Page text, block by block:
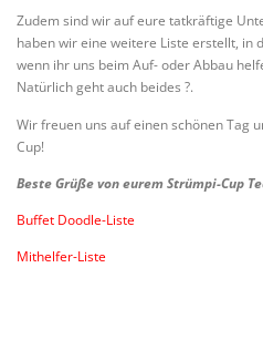
Zudem sind wir auf eure tatkräftige
haben wir eine weitere Liste erstellt, in
wenn ihr uns beim Auf- oder Abbau
Natürlich geht auch beides ?.
Wir freuen uns auf einen schönen Tag
Cup!
Beste Grüße von eurem Strümpi-Cup
Buffet Doodle-Liste
Mithelfer-Liste